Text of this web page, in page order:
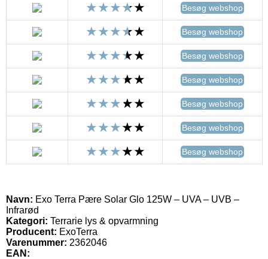
Besøg webshop
Besøg webshop
Besøg webshop
Besøg webshop
Besøg webshop
Besøg webshop
Besøg webshop
Navn: Exo Terra Pære Solar Glo 125W – UVA – UVB –
Infrarød
Kategori: Terrarie lys & opvarmning
Producent: ExoTerra
Varenummer: 2362046
EAN: